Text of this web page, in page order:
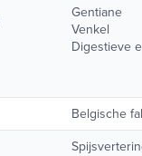
Gentiane
Venkel
Digestieve
Belgische